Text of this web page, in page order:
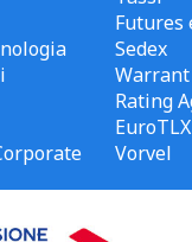
Futures
Sedex
Warrant
Rating
EuroTLX
Vorvel